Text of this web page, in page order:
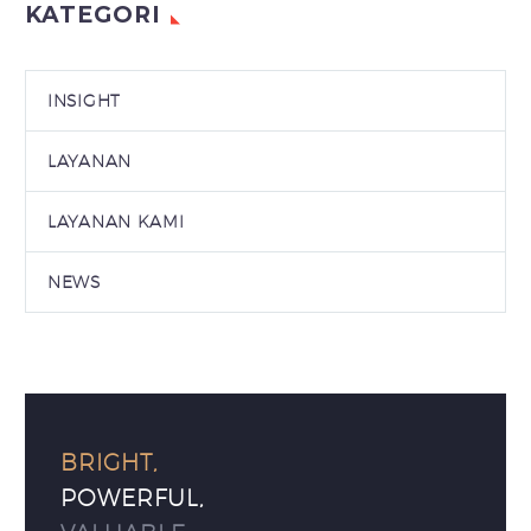
KATEGORI
INSIGHT
LAYANAN
LAYANAN KAMI
NEWS
BRIGHT,
POWERFUL,